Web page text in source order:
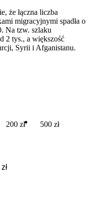
że łączna liczba
migracyjnymi spadła o
Na tzw. szlaku
2 tys., a większość
Syrii i Afganistanu.
200 zł 500 zł